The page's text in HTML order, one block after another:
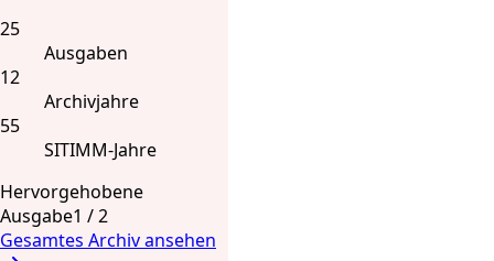
25
Ausgaben
12
Archivjahre
55
SITIMM-Jahre
Hervorgehobene
Ausgabe1 /2
Gesamtes Archiv ansehen